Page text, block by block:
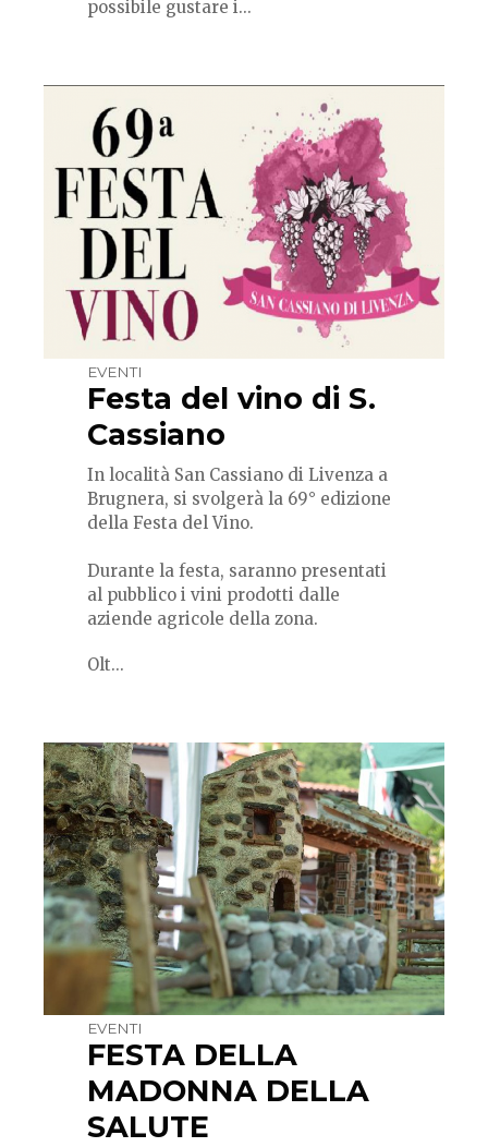
possibile gustare i...
EVENTI
Festa del vino di S.
Cassiano
In località San Cassiano di Livenza a
Brugnera, si svolgerà la 69° edizione
della Festa del Vino.
Durante la festa, saranno presentati
al pubblico i vini prodotti dalle
aziende agricole della zona.
Olt...
EVENTI
FESTA DELLA
MADONNA DELLA
SALUTE